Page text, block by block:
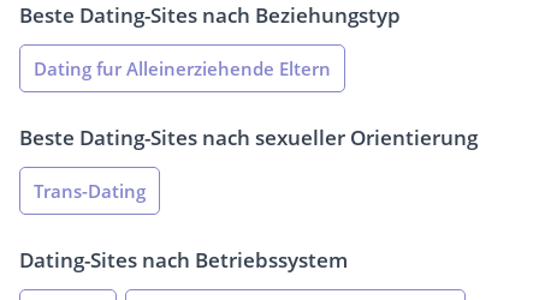
Beste Dating-Sites nach Beziehungstyp
Dating fur Alleinerziehende Eltern
Beste Dating-Sites nach sexueller Orientierung
Trans-Dating
Dating-Sites nach Betriebssystem